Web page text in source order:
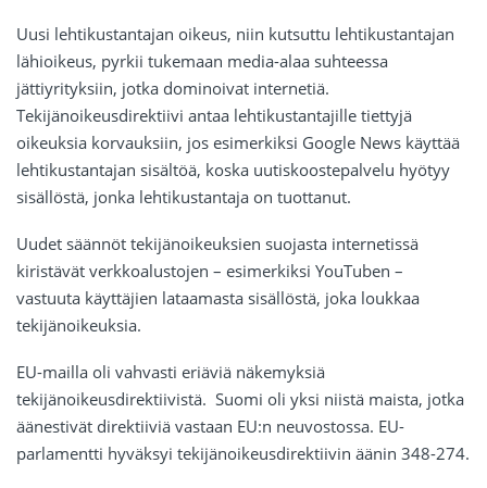
Uusi lehtikustantajan oikeus, niin kutsuttu lehtikustantajan
lähioikeus, pyrkii tukemaan media-alaa suhteessa
jättiyrityksiin, jotka dominoivat internetiä.
Tekijänoikeusdirektiivi antaa lehtikustantajille tiettyjä
oikeuksia korvauksiin, jos esimerkiksi Google News käyttää
lehtikustantajan sisältöä, koska uutiskoostepalvelu hyötyy
sisällöstä, jonka lehtikustantaja on tuottanut.
Uudet säännöt tekijänoikeuksien suojasta internetissä
kiristävät verkkoalustojen – esimerkiksi YouTuben –
vastuuta käyttäjien lataamasta sisällöstä, joka loukkaa
tekijänoikeuksia.
EU-mailla oli vahvasti eriäviä näkemyksiä
tekijänoikeusdirektiivistä. Suomi oli yksi niistä maista, jotka
äänestivät direktiiviä vastaan EU:n neuvostossa. EU-
parlamentti hyväksyi tekijänoikeusdirektiivin äänin 348-274.